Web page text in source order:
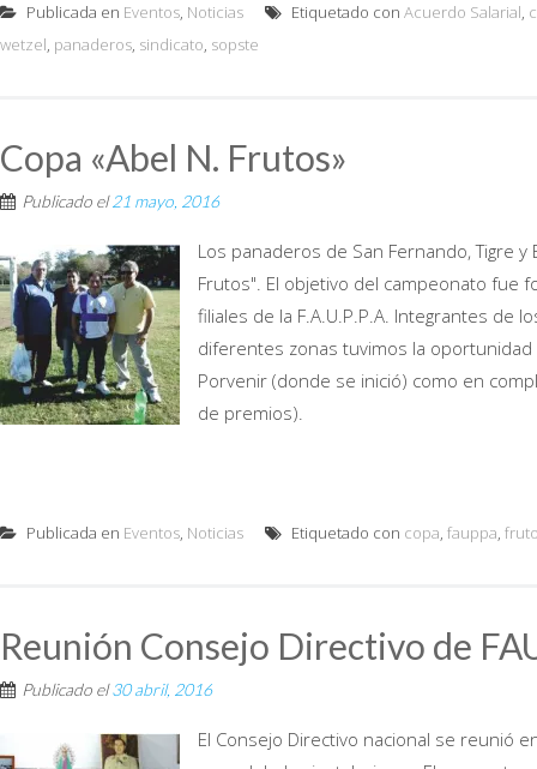
Publicada en Eventos, Noticias Etiquetado con Acuerdo Salarial,
wetzel, panaderos, sindicato, sopste
Copa «Abel N. Frutos»
Publicado el21 mayo, 2016
Los panaderos de San Fernando, Tigre
Frutos". El objetivo del campeonato fue
filiales de la F.A.U.P.P.A. Integrantes
diferentes zonas tuvimos la
Porvenir (donde se inició) como en
de premios).
Publicada en Eventos, Noticias Etiquetado con copa, fauppa,
Reunión Consejo Directivo de
Publicado el30 abril, 2016
El Consejo Directivo nacional se reunió